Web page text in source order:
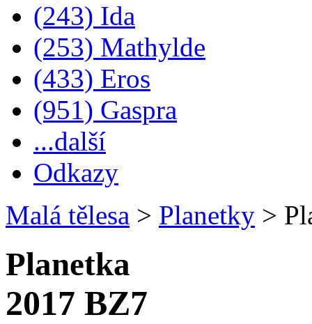
(243) Ida
(253) Mathylde
(433) Eros
(951) Gaspra
...další
Odkazy
Malá tělesa > Planetky >
Planetka
2017 BZ7